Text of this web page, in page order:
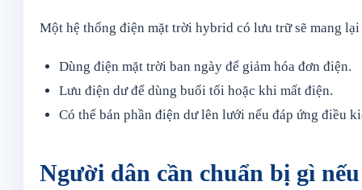
Một hệ thống điện mặt trời hybrid có lưu trữ sẽ mang
Dùng điện mặt trời ban ngày để giảm hóa đơn điện.
Lưu điện dư để dùng buổi tối hoặc khi mất điện.
Có thể bán phần điện dư lên lưới nếu đáp ứng điều
Người dân cần chuẩn bị gì